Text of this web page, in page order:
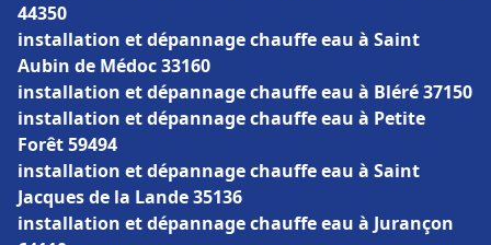
44350
installation et dépannage chauffe eau à Saint
Aubin de Médoc 33160
installation et dépannage chauffe eau à Bléré 37150
installation et dépannage chauffe eau à Petite
Forêt 59494
installation et dépannage chauffe eau à Saint
Jacques de la Lande 35136
installation et dépannage chauffe eau à Jurançon